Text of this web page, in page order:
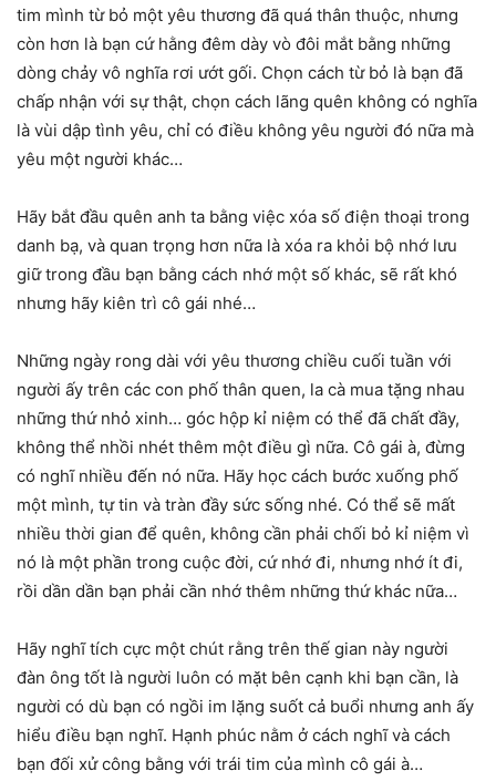
tim mình từ bỏ một yêu thương đã quá thân thuộc, nhưng
còn hơn là bạn cứ hằng đêm dày vò đôi mắt bằng những
dòng chảy vô nghĩa rơi ướt gối. Chọn cách từ bỏ là bạn đã
chấp nhận với sự thật, chọn cách lãng quên không có nghĩa
là vùi dập tình yêu, chỉ có điều không yêu người đó nữa mà
yêu một người khác…
Hãy bắt đầu quên anh ta bằng việc xóa số điện thoại trong
danh bạ, và quan trọng hơn nữa là xóa ra khỏi bộ nhớ lưu
giữ trong đầu bạn bằng cách nhớ một số khác, sẽ rất khó
nhưng hãy kiên trì cô gái nhé…
Những ngày rong dài với yêu thương chiều cuối tuần với
người ấy trên các con phố thân quen, la cà mua tặng nhau
những thứ nhỏ xinh… góc hộp kỉ niệm có thể đã chất đầy,
không thể nhồi nhét thêm một điều gì nữa. Cô gái à, đừng
có nghĩ nhiều đến nó nữa. Hãy học cách bước xuống phố
một mình, tự tin và tràn đầy sức sống nhé. Có thể sẽ mất
nhiều thời gian để quên, không cần phải chối bỏ kỉ niệm vì
nó là một phần trong cuộc đời, cứ nhớ đi, nhưng nhớ ít đi,
rồi dần dần bạn phải cần nhớ thêm những thứ khác nữa…
Hãy nghĩ tích cực một chút rằng trên thế gian này người
đàn ông tốt là người luôn có mặt bên cạnh khi bạn cần, là
người có dù bạn có ngồi im lặng suốt cả buổi nhưng anh ấy
hiểu điều bạn nghĩ. Hạnh phúc nằm ở cách nghĩ và cách
bạn đối xử công bằng với trái tim của mình cô gái à…